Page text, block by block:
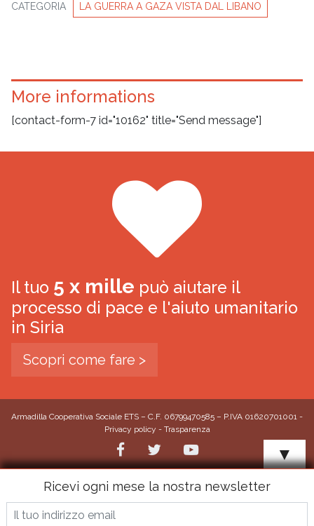
CATEGORIA LA GUERRA A GAZA VISTA DAL LIBANO
More informations
[contact-form-7 id="10162" title="Send message"]
Il tuo 5 x mille può aiutare il
processo di pace e l'aiuto umanitario
in Siria
Scopri come fare >
Armadilla Cooperativa Sociale ETS – C.F. 06799470585 – P.IVA 01620701001 -
Privacy policy - Trasparenza
▼
Ricevi ogni mese la nostra newsletter